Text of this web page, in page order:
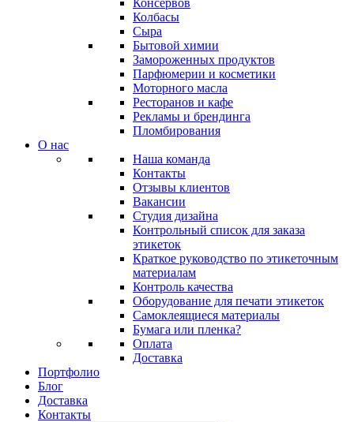
Консервов
Колбасы
Сыра
Бытовой химии
Замороженных продуктов
Парфюмерии и косметики
Моторного масла
Ресторанов и кафе
Рекламы и брендинга
Пломбирования
О нас
Наша команда
Контакты
Отзывы клиентов
Вакансии
Студия дизайна
Контрольный список для заказа
этикеток
Краткое руководство по этикеточным
материалам
Контроль качества
Оборудование для печати этикеток
Самоклеящиеся материалы
Бумага или пленка?
Оплата
Доставка
Портфолио
Блог
Доставка
Контакты